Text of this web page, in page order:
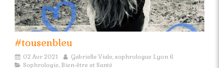
#tousenbleu
02 Avr 2021
Gabrielle Viale, sophrologue Lyon 6
Sophrologie, Bien-être et Santé